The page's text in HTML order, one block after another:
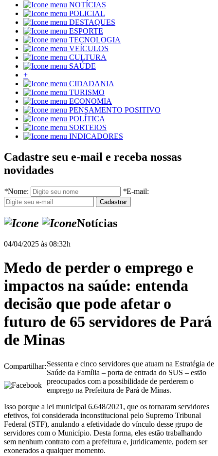
NOTÍCIAS
POLICIAL
DESTAQUES
ESPORTE
TECNOLOGIA
VEÍCULOS
CULTURA
SAÚDE
+
CIDADANIA
TURISMO
ECONOMIA
PENSAMENTO POSITIVO
POLÍTICA
SORTEIOS
INDICADORES
Cadastre seu e-mail e receba nossas
novidades
*Nome: *E-mail:
Notícias
04/04/2025 às 08:32h
Medo de perder o emprego e
impactos na saúde: entenda
decisão que pode afetar o
futuro de 65 servidores de Pará
de Minas
Compartilhar:Sessenta e cinco servidores que atuam na Estratégia de
Saúde da Família – porta de entrada do SUS – estão
preocupados com a possibilidade de perderem o
emprego na Prefeitura de Pará de Minas.
Isso porque a lei municipal 6.648/2021, que os tornaram servidores
efetivos, foi considerada inconstitucional pelo Supremo Tribunal
Federal (STF), anulando a efetividade do vínculo desse grupo de
servidores com o Município. Desta forma, eles estão trabalhando
sem nenhum contrato com a prefeitura e, juridicamente, podem ser
exonerados a qualquer momento.